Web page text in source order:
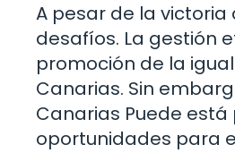
A pesar de la
desafíos. La gestión
promoción de la
Canarias. Sin
Canarias Puede
oportunidades para